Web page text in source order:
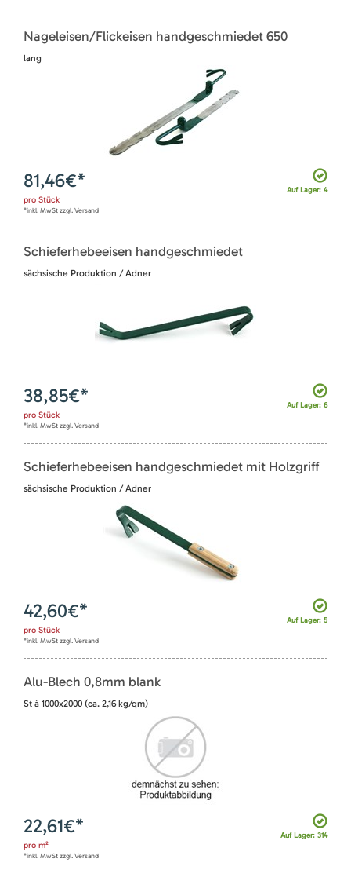
Nageleisen/Flickeisen handgeschmiedet 650
lang
Auf Lager: 4
81,46€*
pro Stück
*inkl. MwSt zzgl. Versand
Schieferhebeeisen handgeschmiedet
sächsische Produktion / Adner
Auf Lager: 6
38,85€*
pro Stück
*inkl. MwSt zzgl. Versand
Schieferhebeeisen handgeschmiedet mit Holzgriff
sächsische Produktion / Adner
Auf Lager: 5
42,60€*
pro Stück
*inkl. MwSt zzgl. Versand
Alu-Blech 0,8mm blank
St à 1000x2000 (ca. 2,16 kg/qm)
Auf Lager: 314
22,61€*
pro m²
*inkl. MwSt zzgl. Versand